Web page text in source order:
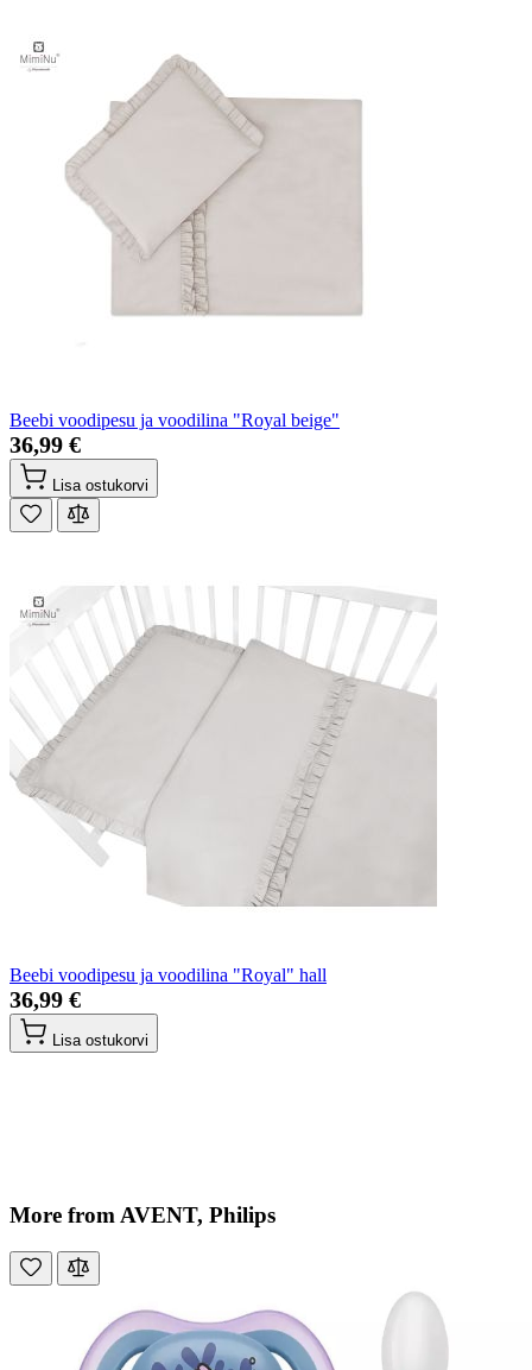
Beebi voodipesu ja voodilina "Royal beige"
36,99 €
Lisa ostukorvi
Beebi voodipesu ja voodilina "Royal" hall
36,99 €
Lisa ostukorvi
More from AVENT, Philips